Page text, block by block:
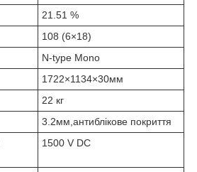
21.51 %
108 (6×18)
N-type Mono
1722×1134×30мм
22 кг
3.2мм,антиблікове покриття
1500 V DC